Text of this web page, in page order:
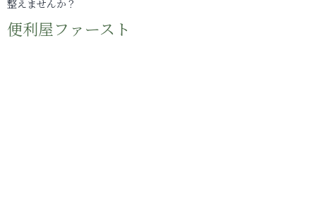
整えませんか？
便利屋ファースト